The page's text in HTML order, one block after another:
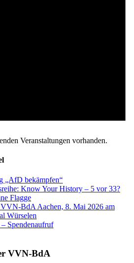
Veranstaltungen vorhanden.
„AfD bekämpfen“
Know Your History – 5 vor 33?
Flagge
BdA Aachen, 8. Mai 2026 am
Würselen
Spendenaufruf
VVN-BdA